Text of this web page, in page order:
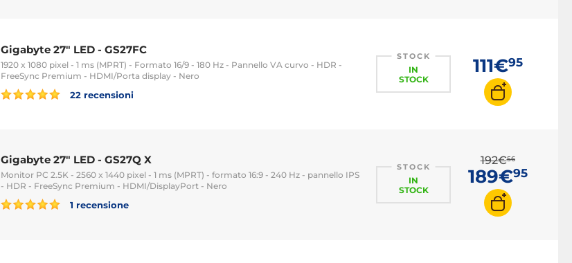
Gigabyte 27" LED - GS27FC
1920 x 1080 pixel - 1 ms (MPRT) - Formato 16/9 - 180 Hz - Pannello VA curvo - HDR -
FreeSync Premium - HDMI/Porta display - Nero
22 recensioni
STOCK
IN
STOCK
111€95
Gigabyte 27" LED - GS27Q X
Monitor PC 2.5K - 2560 x 1440 pixel - 1 ms (MPRT) - formato 16:9 - 240 Hz - pannello IPS
- HDR - FreeSync Premium - HDMI/DisplayPort - Nero
1 recensione
STOCK
IN
STOCK
192€56
189€95